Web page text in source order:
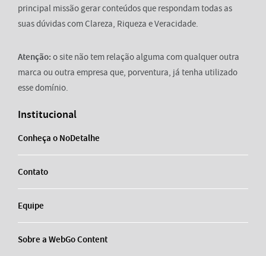
principal missão gerar conteúdos que respondam todas as
suas dúvidas com Clareza, Riqueza e Veracidade.
Atenção: o site não tem relação alguma com qualquer outra
marca ou outra empresa que, porventura, já tenha utilizado
esse domínio.
Institucional
Conheça o NoDetalhe
Contato
Equipe
Sobre a WebGo Content